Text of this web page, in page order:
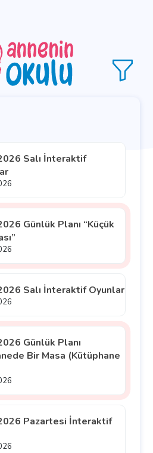
Salı İnteraktif
Günlük Planı “Küçük
Salı İnteraktif Oyunlar
Günlük Planı
Bir Masa (Kütüphane
Pazartesi İnteraktif